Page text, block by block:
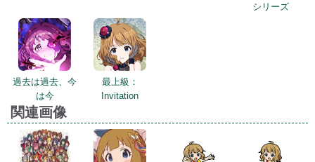
シリーズ
過去は過去、今
は今
最上級：
Invitation
関連画像